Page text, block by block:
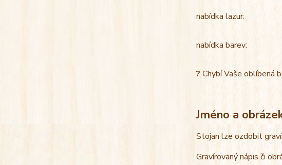
nabídka lazur:
nabídka barev:
? Chybí Vaše oblíbená
Jméno a
Stojan lze ozdobit
Gravírovaný nápis či